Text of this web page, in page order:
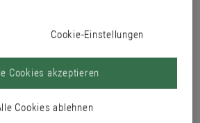
zwischen Brillux Beratern und Planern.
Cookie-Einstellungen
Cookies ablehnen
Cookies akzeptieren